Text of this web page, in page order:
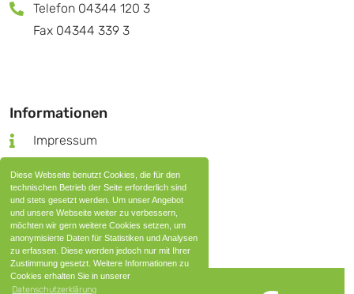
Diese Webseite benutzt Cookies, die für den
technischen Betrieb der Seite erforderlich sind
und stets gesetzt werden. Um unser Angebot
und unsere Webseite weiter zu verbessern,
möchten wir gern weitere Cookies setzen, um
anonymisierte Daten für Statistiken und Analysen
zu erfassen. Diese werden jedoch nur mit Ihrer
Zustimmung gesetzt. Weitere Informationen zu
Cookies erhalten Sie in unserer
Datenschutzerklärung
Telefon 04344 120 3
Fax 04344 339 3
Informationen
Impressum
Datenschutz
Nutzungsbedingungen
AGB
Social Media